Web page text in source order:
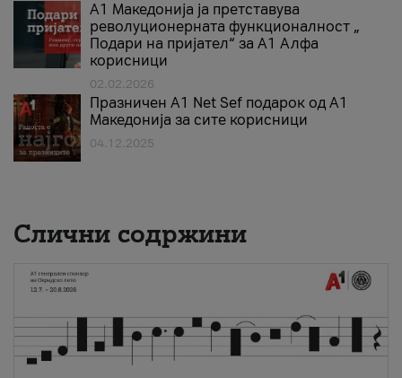
А1 Македонија ја претставува
револуционерната функционалност „
Подари на пријател“ за А1 Алфа
корисници
02.02.2026
Празничен A1 Net Sеf подарок од А1
Македонија за сите корисници
04.12.2025
Слични содржини